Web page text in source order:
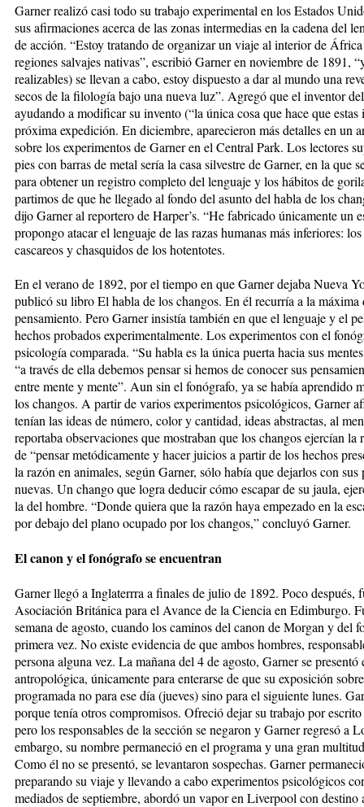
Garner realizó casi todo su trabajo experimental en los Estados
sus afirmaciones acerca de las zonas intermedias en la cadena del
de acción. “Estoy tratando de organizar un viaje al interior de
regiones salvajes nativas”, escribió Garner en noviembre de 1891,
realizables) se llevan a cabo, estoy dispuesto a dar al mundo una
secos de la filología bajo una nueva luz”. Agregó que el inventor
ayudando a modificar su invento (“la única cosa que hace que
próxima expedición. En diciembre, aparecieron más detalles en un
sobre los experimentos de Garner en el Central Park. Los lectores
pies con barras de metal sería la casa silvestre de Garner, en la que
para obtener un registro completo del lenguaje y los hábitos de
partimos de que he llegado al fondo del asunto del habla de los
dijo Garner al reportero de Harper’s. “He fabricado únicamente un
propongo atacar el lenguaje de las razas humanas más inferiores:
cascareos y chasquidos de los hotentotes.
En el verano de 1892, por el tiempo en que Garner dejaba Nueva
publicó su libro El habla de los changos. En él recurría a la
pensamiento. Pero Garner insistía también en que el lenguaje y el
hechos probados experimentalmente. Los experimentos con el
psicología comparada. “Su habla es la única puerta hacia sus
“a través de ella debemos pensar si hemos de conocer sus
entre mente y mente”. Aun sin el fonógrafo, ya se había aprendido
los changos. A partir de varios experimentos psicológicos, Garner
tenían las ideas de número, color y cantidad, ideas abstractas, al
reportaba observaciones que mostraban que los changos ejercían
de “pensar metódicamente y hacer juicios a partir de los hechos
la razón en animales, según Garner, sólo había que dejarlos con
nuevas. Un chango que logra deducir cómo escapar de su jaula,
la del hombre. “Donde quiera que la razón haya empezado en la
por debajo del plano ocupado por los changos,” concluyó Garner.
El canon y el fonógrafo se encuentran
Garner llegó a Inglaterrra a finales de julio de 1892. Poco después,
Asociación Británica para el Avance de la Ciencia en Edimburgo.
semana de agosto, cuando los caminos del canon de Morgan y del
primera vez. No existe evidencia de que ambos hombres,
persona alguna vez. La mañana del 4 de agosto, Garner se presentó
antropológica, únicamente para enterarse de que su exposición
programada no para ese día (jueves) sino para el siguiente lunes.
porque tenía otros compromisos. Ofreció dejar su trabajo por
pero los responsables de la sección se negaron y Garner regresó a
embargo, su nombre permaneció en el programa y una gran
Como él no se presentó, se levantaron sospechas. Garner
preparando su viaje y llevando a cabo experimentos psicológicos
mediados de septiembre, abordó un vapor en Liverpool con destino